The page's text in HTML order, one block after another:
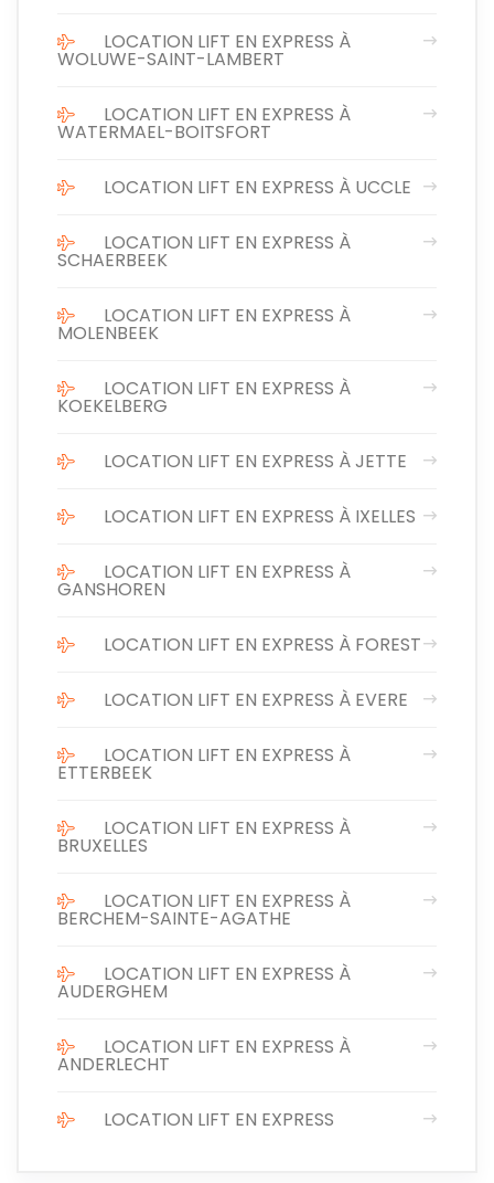
LOCATION LIFT EN EXPRESS À
WOLUWE-SAINT-LAMBERT
LOCATION LIFT EN EXPRESS À
WATERMAEL-BOITSFORT
LOCATION LIFT EN EXPRESS À UCCLE
LOCATION LIFT EN EXPRESS À
SCHAERBEEK
LOCATION LIFT EN EXPRESS À
MOLENBEEK
LOCATION LIFT EN EXPRESS À
KOEKELBERG
LOCATION LIFT EN EXPRESS À JETTE
LOCATION LIFT EN EXPRESS À IXELLES
LOCATION LIFT EN EXPRESS À
GANSHOREN
LOCATION LIFT EN EXPRESS À FOREST
LOCATION LIFT EN EXPRESS À EVERE
LOCATION LIFT EN EXPRESS À
ETTERBEEK
LOCATION LIFT EN EXPRESS À
BRUXELLES
LOCATION LIFT EN EXPRESS À
BERCHEM-SAINTE-AGATHE
LOCATION LIFT EN EXPRESS À
AUDERGHEM
LOCATION LIFT EN EXPRESS À
ANDERLECHT
LOCATION LIFT EN EXPRESS